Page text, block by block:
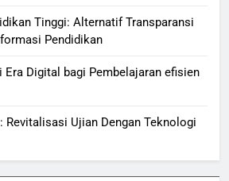
Tinggi: Alternatif Transparansi
Pendidikan
Era Digital bagi Pembelajaran efisien
Revitalisasi Ujian Dengan Teknologi